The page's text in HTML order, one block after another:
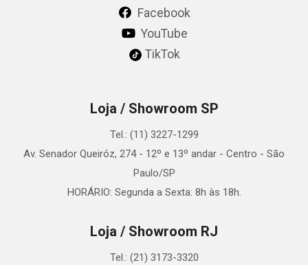
Facebook
YouTube
TikTok
Loja / Showroom SP
Tel.: (11) 3227-1299
Av. Senador Queiróz, 274 - 12º e 13º andar - Centro - São
Paulo/SP
HORÁRIO: Segunda a Sexta: 8h às 18h.
Loja / Showroom RJ
Tel.: (21) 3173-3320